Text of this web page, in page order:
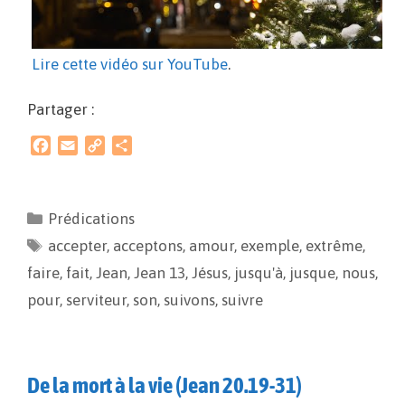
Lire cette vidéo sur YouTube.
Partager :
b
o
l
L
i
a
g
e
Prédications
accepter, acceptons, amour, exemple, extrême,
faire, fait, Jean, Jean 13, Jésus, jusqu'à, jusque, nous,
pour, serviteur, son, suivons, suivre
De la mort à la vie (Jean 20.19-31)